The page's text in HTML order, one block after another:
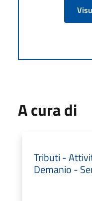
A cura di
Tributi -
Demanio -